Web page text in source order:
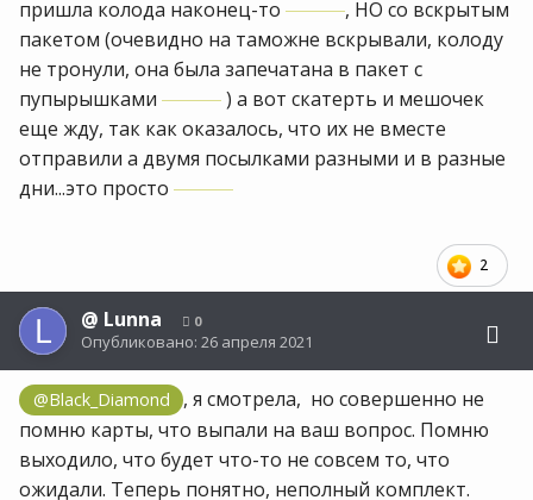
пришла колода наконец-то
, НО со вскрытым
пакетом (очевидно на таможне вскрывали, колоду
не тронули, она была запечатана в пакет с
пупырышками
) а вот скатерть и мешочек
еще жду, так как оказалось, что их не вместе
отправили а двумя посылками разными и в разные
дни...это просто
2
@ Lunna 0
Опубликовано: 26 апреля 2021
@Black_Diamond
, я смотрела, но совершенно не
помню карты, что выпали на ваш вопрос. Помню
выходило, что будет что-то не совсем то, что
ожидали. Теперь понятно, неполный комплект.